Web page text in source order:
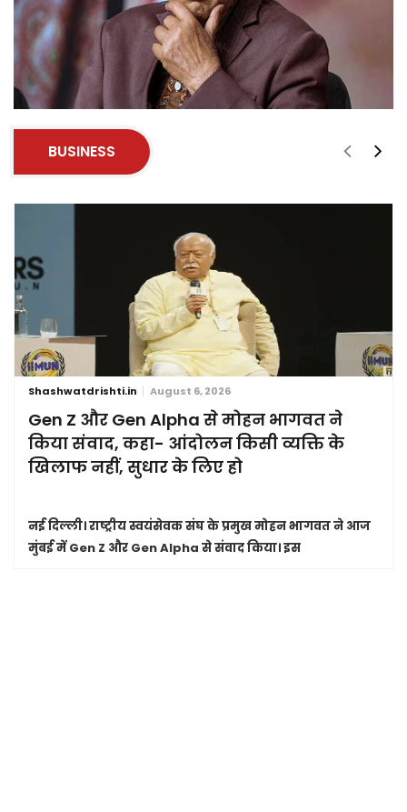
BUSINESS
Shashwatdrishti.in August 6, 2026
Gen Z और Gen Alpha से मोहन भागवत ने
किया संवाद, कहा- आंदोलन किसी व्यक्ति के
खिलाफ नहीं, सुधार के लिए हो
नई दिल्ली।राष्ट्रीय स्वयंसेवक संघ के प्रमुख मोहन भागवत ने आज
मुंबई में Gen Z और Gen Alpha से संवाद किया। इस